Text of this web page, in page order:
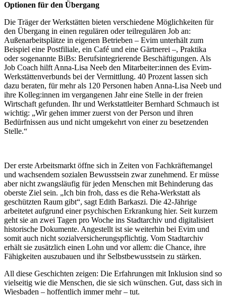
Optionen für den Übergang
Die Träger der Werkstätten bieten verschiedene Möglichkeiten für
den Übergang in einen regulären oder teilregulären Job an:
Außenarbeitsplätze in eigenen Betrieben – Evim unterhält zum
Beispiel eine Postfiliale, ein Café und eine Gärtnerei –, Praktika
oder sogenannte BiBs: Berufsintegrierende Beschäftigungen. Als
Job Coach hilft Anna-Lisa Neeb den Mitarbeiter:innen des Evim-
Werkstättenverbunds bei der Vermittlung. 40 Prozent lassen sich
dazu beraten, für mehr als 120 Personen haben Anna-Lisa Neeb und
ihre Kolleg:innen im vergangenen Jahr eine Stelle in der freien
Wirtschaft gefunden. Ihr und Werkstattleiter Bernhard Schmauch ist
wichtig: „Wir gehen immer zuerst von der Person und ihren
Bedürfnissen aus und nicht umgekehrt von einer zu besetzenden
Stelle.“
Der erste Arbeitsmarkt öffne sich in Zeiten von Fachkräftemangel
und wachsendem sozialen Bewusstsein zwar zunehmend. Er müsse
aber nicht zwangsläufig für jeden Menschen mit Behinderung das
oberste Ziel sein. „Ich bin froh, dass es die Reha-Werkstatt als
geschützten Raum gibt“, sagt Edith Barkaszi. Die 42-Jährige
arbeitetet aufgrund einer psychischen Erkrankung hier. Seit kurzem
geht sie an zwei Tagen pro Woche ins Stadtarchiv und digitalisiert
historische Dokumente. Angestellt ist sie weiterhin bei Evim und
somit auch nicht sozialversicherungspflichtig. Vom Stadtarchiv
erhält sie zusätzlich einen Lohn und vor allem: die Chance, ihre
Fähigkeiten auszubauen und ihr Selbstbewusstsein zu stärken.
All diese Geschichten zeigen: Die Erfahrungen mit Inklusion sind so
vielseitig wie die Menschen, die sie sich wünschen. Gut, dass sich in
Wiesbaden – hoffentlich immer mehr – tut.